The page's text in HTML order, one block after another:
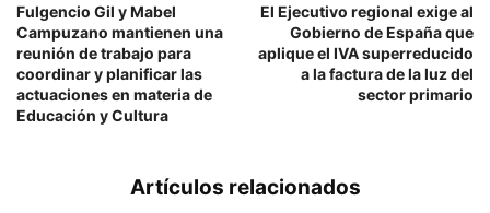
Fulgencio Gil y Mabel
Campuzano mantienen una
reunión de trabajo para
coordinar y planificar las
actuaciones en materia de
Educación y Cultura
El Ejecutivo regional exige al
Gobierno de España que
aplique el IVA superreducido
a la factura de la luz del
sector primario
Artículos relacionados